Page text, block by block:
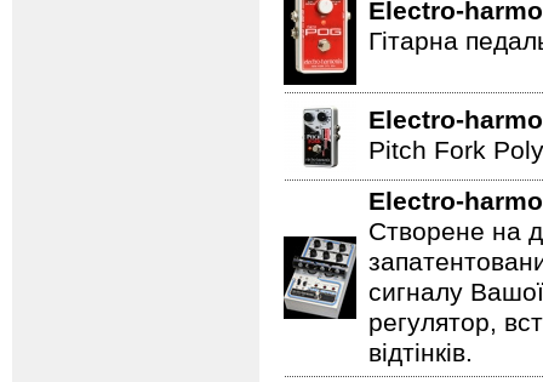
Electro-
Гітарна
Electro-
Pitch Fork
Electro-
Створене на
сигналу
регулятор,
відтінків.